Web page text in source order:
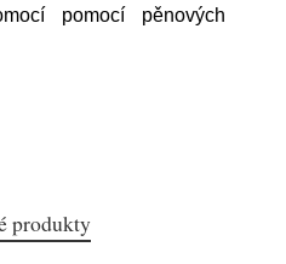
pomocí pěnových
produkty